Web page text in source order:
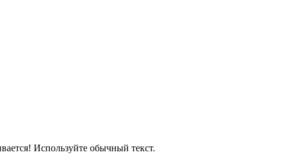
Используйте обычный текст.